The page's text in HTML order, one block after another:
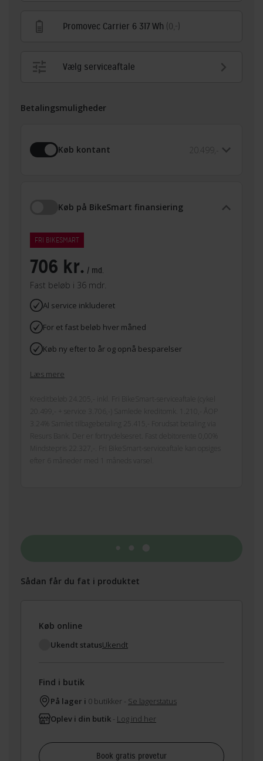
Promovec Carrier 6 317 Wh (0,-)
Vælg serviceaftale
Betalingsmuligheder
Køb kontant 20.499,-
Køb på BikeSmart finansiering
FRI BIKESMART
706 kr. / md.
Fast beløb i 36 mdr.
Al service inkluderet
For et fast beløb hver måned
Køb ny efter to år og opnå besparelser
Læs mere
Kreditbeløb 24.205,- inkl. Fri BikeSmart-serviceaftale (cykel
20.499,- + service 3.706,-) Samlede kreditomk. 1.210,- ÅOP
3.24% Samlet tilbagebetaling 25.415,- Forudsat betaling via
Resurs Bank. Der er fortrydelsesret. Fast debitorente 0,00%
Mindstepris 22.327,-. Fri BikeSmart-serviceaftale kan opsiges
efter 6 måneder med 1 måneds varsel.
Sådan får du fat i produktet
Køb online
Ukendt statusUkendt
Find i butik
På lager i 0 butikker - Se lagerstatus
Oplev i din butik - Log ind her
Book gratis prøvetur